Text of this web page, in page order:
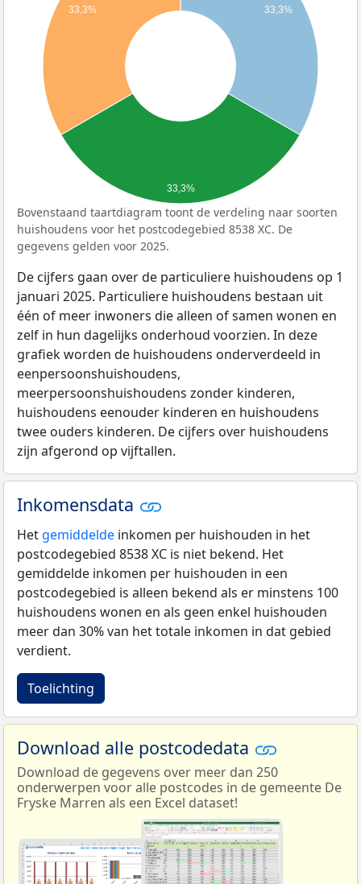
33,3%
33,3%
33,3%
Bovenstaand taartdiagram toont de verdeling naar soorten
huishoudens voor het postcodegebied 8538 XC. De
gegevens gelden voor 2025.
De cijfers gaan over de particuliere huishoudens op 1
januari 2025. Particuliere huishoudens bestaan uit
één of meer inwoners die alleen of samen wonen en
zelf in hun dagelijks onderhoud voorzien. In deze
grafiek worden de huishoudens onderverdeeld in
eenpersoonshuishoudens,
meerpersoonshuishoudens zonder kinderen,
huishoudens eenouder kinderen en huishoudens
twee ouders kinderen. De cijfers over huishoudens
zijn afgerond op vijftallen.
Inkomensdata
Het gemiddelde inkomen per huishouden in het
postcodegebied 8538 XC is niet bekend. Het
gemiddelde inkomen per huishouden in een
postcodegebied is alleen bekend als er minstens 100
huishoudens wonen en als geen enkel huishouden
meer dan 30% van het totale inkomen in dat gebied
verdient.
Toelichting
Download alle postcodedata
Download de gegevens over meer dan 250
onderwerpen voor alle postcodes in de gemeente De
Fryske Marren als een Excel dataset!